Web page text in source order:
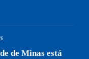
de Minas está